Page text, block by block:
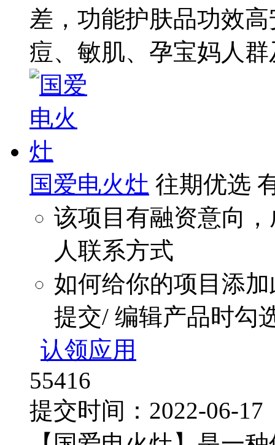
差，功能护肤品功效
痘、敏肌、孕宝妈人
国爱电火灶 往期优选
该项目有融资意向
人联系方式
如何给你的项目添
提交/ 编辑产品时勾
认领应用
55416
提交时间：2022-06-